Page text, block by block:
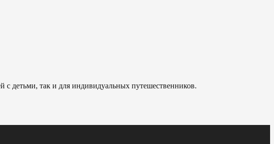
с детьми, так и для индивидуальных путешественников.